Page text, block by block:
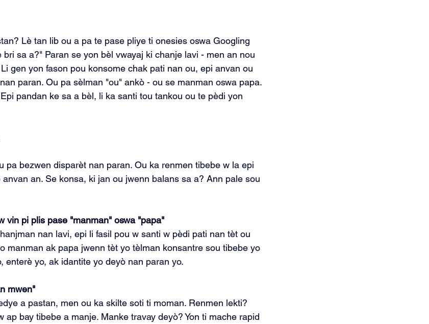
Lè tan lib ou a pa te pase pliye ti onesies oswa Googling
sa a?" Paran se yon bèl vwayaj ki chanje lavi - men an nou
gen yon fason pou konsome chak pati nan ou, epi anvan ou
paran. Ou pa sèlman "ou" ankò - ou se manman oswa papa.
pandan ke sa a bèl, li ka santi tou tankou ou te pèdi yon
pa bezwen disparèt nan paran. Ou ka renmen tibebe w la epi
an. Se konsa, ki jan ou jwenn balans sa a? Ann pale sou
vin pi plis pase "manman" oswa "papa"
nan lavi, epi li fasil pou w santi w pèdi pati nan tèt ou
manman ak papa jwenn tèt yo tèlman konsantre sou tibebe yo
enterè yo, ak idantite yo deyò nan paran yo.
mwen"
a pastan, men ou ka skilte soti ti moman. Renmen lekti?
ap bay tibebe a manje. Manke travay deyò? Yon ti mache rapid